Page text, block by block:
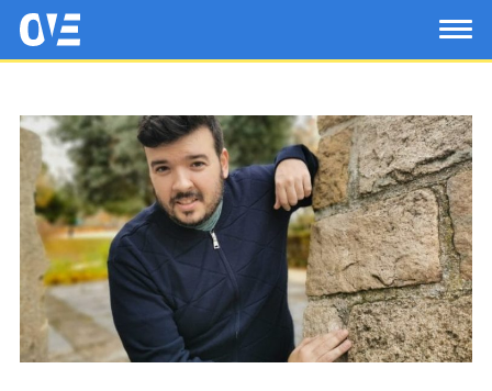
Saltar al contenido principal
OtrasVocesenEducacion.org